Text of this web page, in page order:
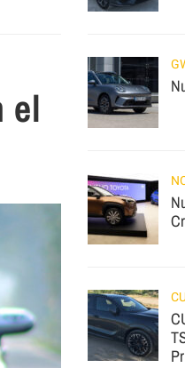
el